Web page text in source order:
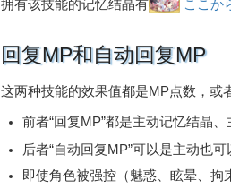
拥有该技能的记忆结晶有 ここか
回复MP和自动回复MP
这两种技能的效果值都是MP点数，
前者“回复MP”都是主动记忆结晶
后者“自动回复MP”可以是主动也
即使角色被强控（魅惑、眩晕、拘